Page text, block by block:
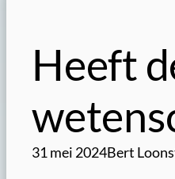
Heeft
31 mei 2024Bert